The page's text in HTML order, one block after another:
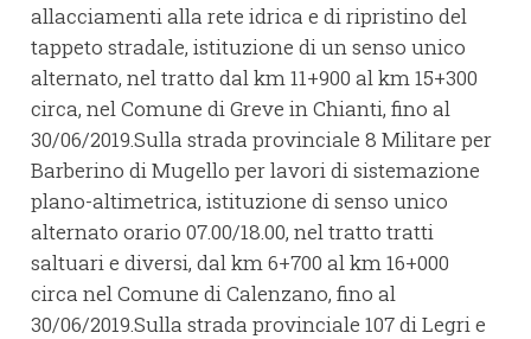
allacciamenti alla rete idrica e di ripristino del
tappeto stradale, istituzione di un senso unico
alternato, nel tratto dal km 11+900 al km 15+300
circa, nel Comune di Greve in Chianti, fino al
30/06/2019.Sulla strada provinciale 8 Militare per
Barberino di Mugello per lavori di sistemazione
plano-altimetrica, istituzione di senso unico
alternato orario 07.00/18.00, nel tratto tratti
saltuari e diversi, dal km 6+700 al km 16+000
circa nel Comune di Calenzano, fino al
30/06/2019.Sulla strada provinciale 107 di Legri e